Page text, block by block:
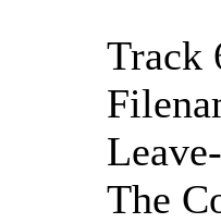
Track
The